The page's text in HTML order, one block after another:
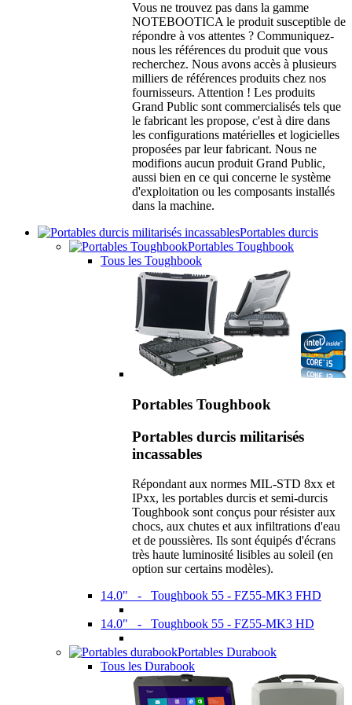
Vous ne trouvez pas dans la gamme
NOTEBOOTICA le produit susceptible de
répondre à vos attentes ? Communiquez-
nous les références du produit que vous
recherchez. Nous avons accès à plusieurs
milliers de références produits chez nos
fournisseurs. Attention ! Les produits
Grand Public sont commercialisés tels que
le fabricant les propose, c'est à dire dans
les configurations matérielles et logicielles
proposées par leur fabricant. Nous ne
modifions aucun produit Grand Public,
aussi bien en ce qui concerne le système
d'exploitation ou les composants installés
dans la machine.
Portables durcis
Portables Toughbook
Tous les Toughbook
Portables Toughbook
Portables durcis militarisés
incassables
Répondant aux normes MIL-STD 8xx et
IPxx, les portables durcis et semi-durcis
Toughbook sont conçus pour résister aux
chocs, aux chutes et aux infiltrations d'eau
et de poussières. Ils sont équipés d'écrans
très haute luminosité lisibles au soleil (en
option sur certains modèles).
14.0" - Toughbook 55 - FZ55-MK3 FHD
14.0" - Toughbook 55 - FZ55-MK3 HD
Portables Durabook
Tous les Durabook